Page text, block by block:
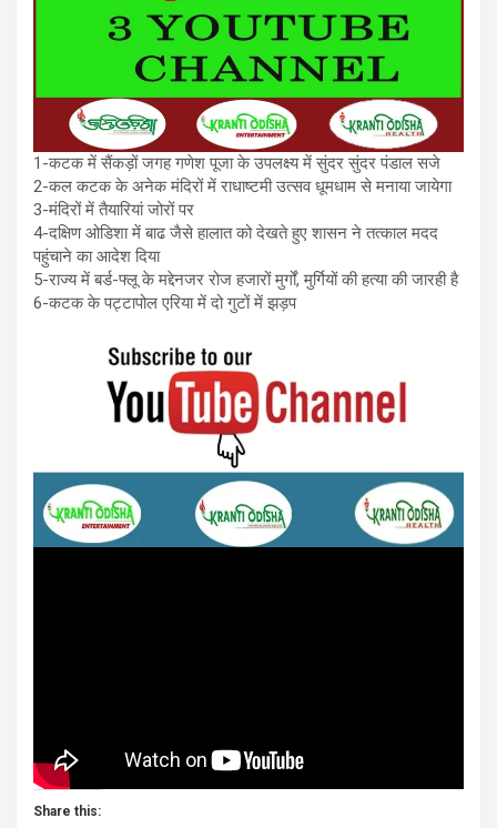
1-कटक में सैंकड़ों जगह गणेश पूजा के उपलक्ष्य में सुंदर सुंदर पंडाल सजे
2-कल कटक के अनेक मंदिरों में राधाष्टमी उत्सव धूमधाम से मनाया जायेगा
3-मंदिरों में तैयारियां जोरों पर
4-दक्षिण ओडिशा में बाढ जैसे हालात को देखते हुए शासन ने तत्काल मदद
पहुंचाने का आदेश दिया
5-राज्य में बर्ड-फ्लू के मद्देनजर रोज हजारों मुर्गों, मुर्गियों की हत्या की जारही है
6-कटक के पट्टापोल एरिया में दो गुटों में झड़प
Share this: